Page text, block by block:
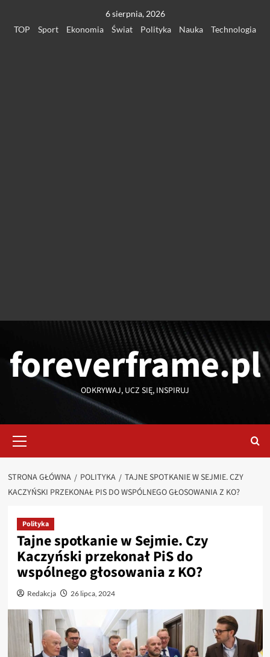
6 sierpnia, 2026
TOP
Sport Ekonomia Świat Polityka Nauka Technologia
foreverframe.pl
ODKRYWAJ, UCZ SIĘ, INSPIRUJ
główne
STRONA GŁÓWNA POLITYKA
TAJNE SPOTKANIE W SEJMIE. CZY
KACZYŃSKI PRZEKONAŁ PIS DO WSPÓLNEGO GŁOSOWANIA Z KO?
Polityka
Tajne spotkanie w Sejmie. Czy
Kaczyński przekonał PiS do
wspólnego głosowania z KO?
Redakcja 26 lipca, 2024